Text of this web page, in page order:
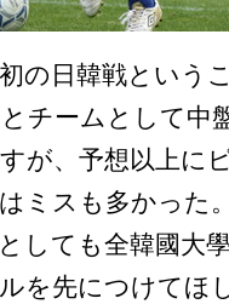
の日韓戦という
チームとして中
が、予想以上に
ミスも多かった
しても全韓國大
を先につけてほ